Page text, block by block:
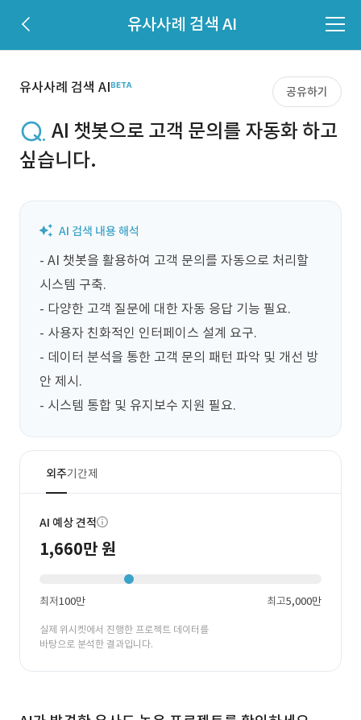
유사사례 검색 AI
유사사례 검색 AI 공유하기
AI 챗봇으로 고객 문의를 자동화 하고
싶습니다.
- AI 챗봇을 활용하여 고객 문의를 자동으로 처리할
시스템 구축.
- 다양한 고객 질문에 대한 자동 응답 기능 필요.
- 사용자 친화적인 인터페이스 설계 요구.
- 데이터 분석을 통한 고객 문의 패턴 파악 및 개선 방
안 제시.
- 시스템 통합 및 유지보수 지원 필요.
외주기간제
AI 예상 견적
1,660만 원
최저100만 최고5,000만
실제 위시켓에서 진행한 프로젝트 데이터를
바탕으로 분석한 결과입니다.